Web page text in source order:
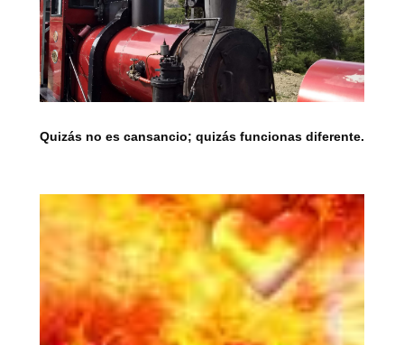
Quizás no es cansancio; quizás funcionas diferente.